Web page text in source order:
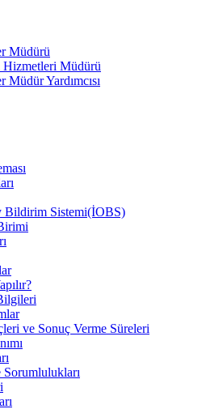
Müdürü
Hizmetleri Müdürü
Yardımcısı
Bildirim Sistemi(İOBS)
ve Sonuç Verme Süreleri
Sorumlulukları